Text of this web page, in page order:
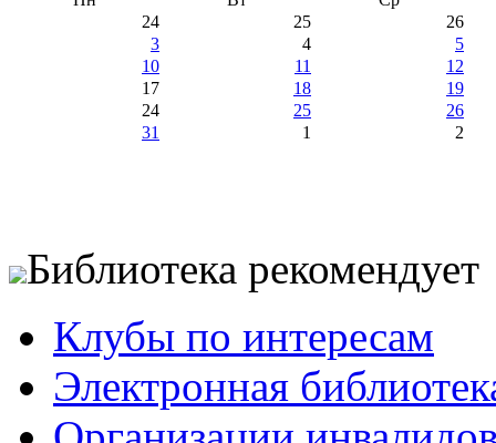
24
25
26
3
4
5
10
11
12
17
18
19
24
25
26
31
1 2
Библиотека рекомендует
Клубы по интересам
Электронная